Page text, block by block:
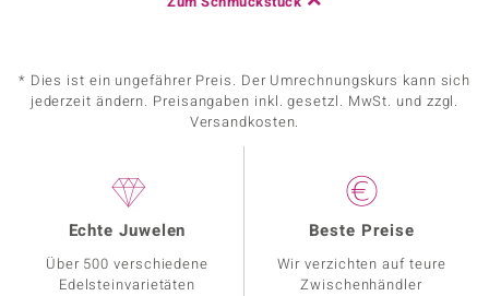
* Dies ist ein ungefährer Preis. Der Umrechnungskurs kann sich
jederzeit ändern. Preisangaben inkl. gesetzl. MwSt. und zzgl.
Versandkosten.
Echte Juwelen
Über 500 verschiedene
Edelsteinvarietäten
Beste Preise
Wir verzichten auf teure
Zwischenhändler